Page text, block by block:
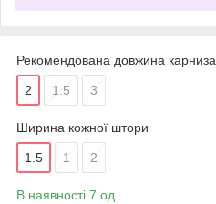
Рекомендована довжина карниза
2 1.5 3
Ширина кожної штори
1.5 1 2
В наявності 7 од.